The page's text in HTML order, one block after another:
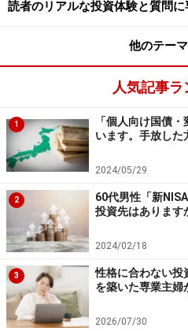
※記事内容は執筆時点のものです
い。
本記事の内容は一般的な情報提供
商品や投資行動を推奨するもので
投資や資産運用に関する最終的な
行ってください。
掲載情報の正確性・完全性につ
が、その内容を保証するものでは
などについて当社は一切の責任を
最新の情報や詳細については、必
の公式情報をご確認ください。
読者のリアルな投資体験と質問
他のテー
人気記事ラ
1
「個人向け国債
います。手放した
2024/05/29
2
60代男性「新
投資先はあります
2024/02/18
3
性格に合わない投
を築いた専業主婦
2026/07/30